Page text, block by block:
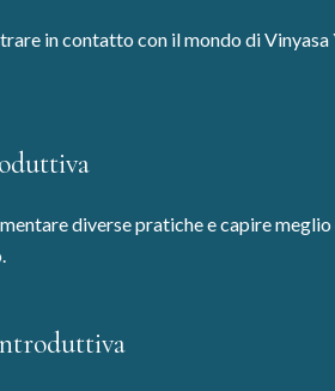
in contatto con il mondo di Vinyasa
diverse pratiche e capire